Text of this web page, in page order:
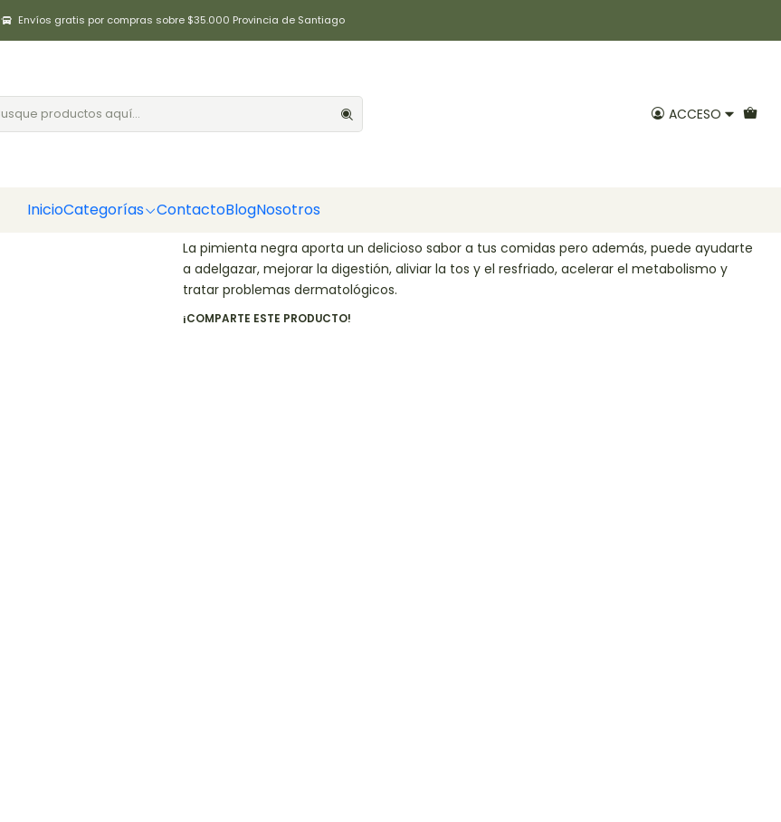
ACCESO
InicioCategorías ContactoBlogNosotros
Envíos gratis por compras sobre $35.000 Provincia de Santiago
Inicio Aliños / Especias Pimienta negra entera 50gr Positiv
DESCRIPCIÓN
La pimienta negra aporta un delicioso sabor a tus comidas pero además, puede ayudarte
a adelgazar, mejorar la digestión, aliviar la tos y el resfriado, acelerar el metabolismo y
tratar problemas dermatológicos.
¡COMPARTE ESTE PRODUCTO!